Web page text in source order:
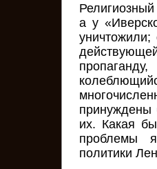
а у
принуждены
их. Какая
проблемы
политики